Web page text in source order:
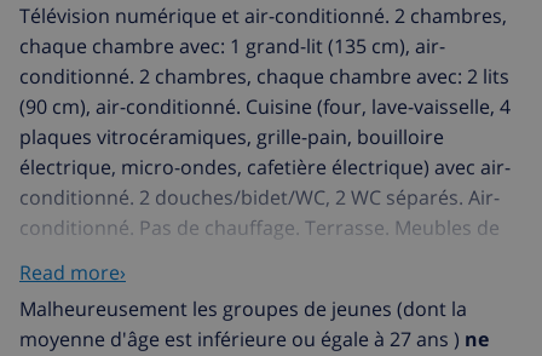
Télévision numérique et air-conditionné. 2 chambres,
chaque chambre avec: 1 grand-lit (135 cm), air-
conditionné. 2 chambres, chaque chambre avec: 2 lits
(90 cm), air-conditionné. Cuisine (four, lave-vaisselle, 4
plaques vitrocéramiques, grille-pain, bouilloire
électrique, micro-ondes, cafetière électrique) avec air-
conditionné. 2 douches/bidet/WC, 2 WC séparés. Air-
conditionné. Pas de chauffage. Terrasse. Meubles de
repasser, sèche-cheveux. Internet (Connexion WIFI,
gratuit). Garage. Adapté(e) aux familles. Pas de liaison
interne entre les différentes unités. Propriété divisée
Read more›
Malheureusement les groupes de jeunes (dont la
moyenne d'âge est inférieure ou égale à 27 ans ) ne